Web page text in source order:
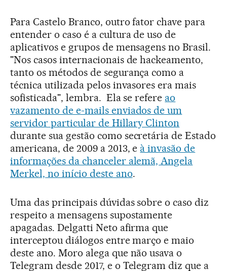
Para Castelo Branco, outro fator chave para
entender o caso é a cultura de uso de
aplicativos e grupos de mensagens no Brasil.
"Nos casos internacionais de hackeamento,
tanto os métodos de segurança como a
técnica utilizada pelos invasores era mais
sofisticada", lembra. Ela se refere ao
vazamento de e-mails enviados de um
servidor particular de Hillary Clinton
durante sua gestão como secretária de Estado
americana, de 2009 a 2013, e à invasão de
informações da chanceler alemã, Angela
Merkel, no início deste ano.
Uma das principais dúvidas sobre o caso diz
respeito a mensagens supostamente
apagadas. Delgatti Neto afirma que
interceptou diálogos entre março e maio
deste ano. Moro alega que não usava o
Telegram desde 2017, e o Telegram diz que a